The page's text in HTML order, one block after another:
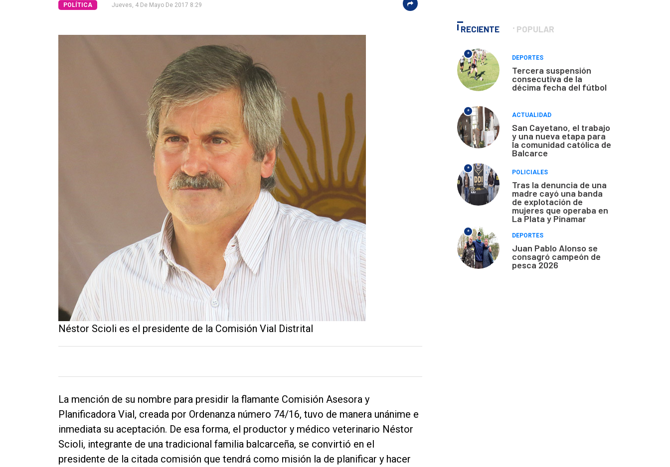
Fúnebres
POLÍTICA Jueves, 4 De Mayo De 2017 8:29
Néstor Scioli es el presidente de la Comisión Vial Distrital
La mención de su nombre para presidir la flamante Comisión Asesora y
Planificadora Vial, creada por Ordenanza número 74/16, tuvo de manera unánime e
inmediata su aceptación. De esa forma, el productor y médico veterinario Néstor
Scioli, integrante de una tradicional familia balcarceña, se convirtió en el
presidente de la citada comisión que tendrá como misión la de planificar y hacer
RECIENTE POPULAR
*
DEPORTES
Tercera suspensión
consecutiva de la
décima fecha del fútbol
*
ACTUALIDAD
San Cayetano, el trabajo
y una nueva etapa para
la comunidad católica de
Balcarce
*
POLICIALES
Tras la denuncia de una
madre cayó una banda
de explotación de
mujeres que operaba en
La Plata y Pinamar
*
DEPORTES
Juan Pablo Alonso se
consagró campeón de
pesca 2026